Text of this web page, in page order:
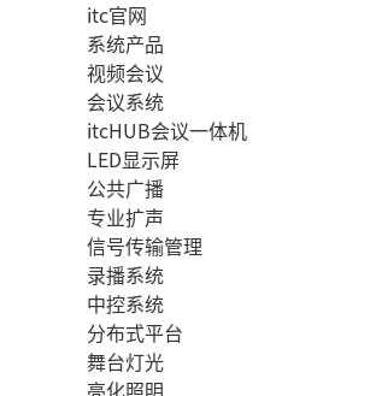
itc官网
系统产品
视频会议
会议系统
itcHUB会议一体机
LED显示屏
公共广播
专业扩声
信号传输管理
录播系统
中控系统
分布式平台
舞台灯光
亮化照明